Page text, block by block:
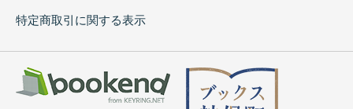
特定商取引に関する表示